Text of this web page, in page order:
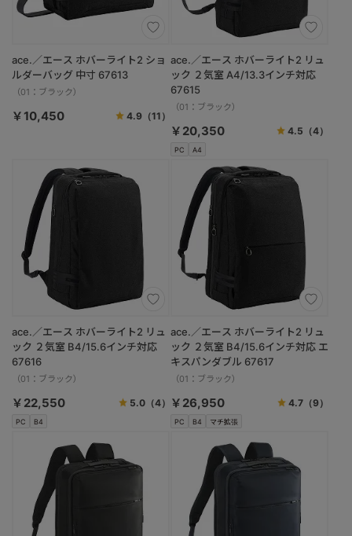
ace.／エース ホバーライト2 ショ
ルダーバッグ 中寸 67613
（01：ブラック）
￥10,450 4.9（11）
PC A4
ace.／エース ホバーライト2 リュ
ック ２気室 A4/13.3インチ対応
67615
（01：ブラック）
￥20,350 4.5 （4）
PC B4
ace.／エース ホバーライト2 リュ
ック ２気室 B4/15.6インチ対応
67616
（01：ブラック）
￥22,550 5.0（4）
PC B4 マチ拡張
ace.／エース ホバーライト2 リュ
ック ２気室 B4/15.6インチ対応 エ
キスパンダブル 67617
（01：ブラック）
￥26,950 4.7 （9）